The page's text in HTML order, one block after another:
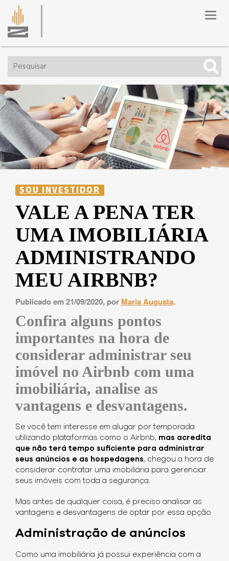
SOU INVESTIDOR
VALE A PENA TER
UMA IMOBILIÁRIA
ADMINISTRANDO
MEU AIRBNB?
Publicado em 21/09/2020, por Maria Augusta.
Confira alguns pontos
importantes na hora de
considerar administrar seu
imóvel no Airbnb com uma
imobiliária, analise as
vantagens e desvantagens.
Se você tem interesse em alugar por temporada
utilizando plataformas como o Airbnb, mas acredita
que não terá tempo suficiente para administrar
seus anúncios e as hospedagens, chegou a hora de
considerar contratar uma imobiliária para gerenciar
seus imóveis com toda a segurança.
Mas antes de qualquer coisa, é preciso analisar as
vantagens e desvantagens de optar por essa opção.
Administração de anúncios
Como uma imobiliária já possui experiência com a